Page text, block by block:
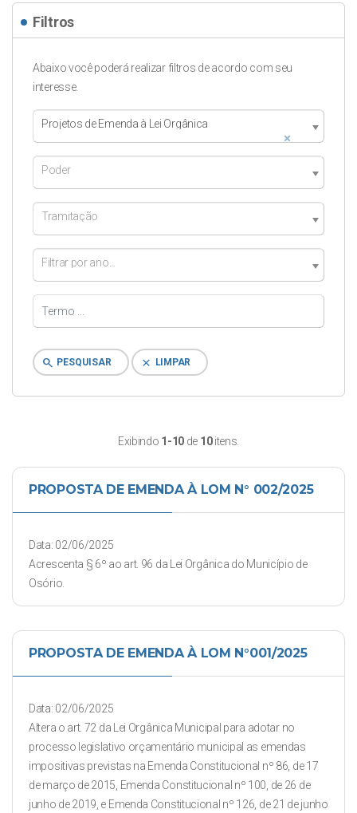
Exibindo 1-10 de 10itens.
PROPOSTA DE EMENDA À LOM N° 002/2025
Data: 02/06/2025
Acrescenta § 6º ao art. 96 da Lei Orgânica do Município de
Osório.
PROPOSTA DE EMENDA À LOM N°001/2025
Data: 02/06/2025
Altera o art. 72 da Lei Orgânica Municipal para adotar no
processo legislativo orçamentário municipal as emendas
impositivas previstas na Emenda Constitucional nº 86, de 17
de março de 2015, Emenda Constitucional nº 100, de 26 de
junho de 2019, e Emenda Constitucional nº 126, de 21 de junho
Filtros
Abaixo você poderá realizar filtros de acordo com seu
interesse.
×
Projetos de Emenda à Lei Orgânica
Poder
Tramitação
Filtrar por ano...
search PESQUISAR clear LIMPAR